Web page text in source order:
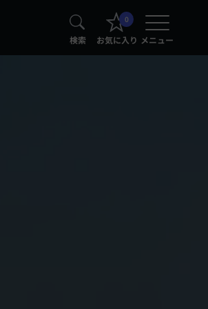
検索
0
お気に入り メニュー